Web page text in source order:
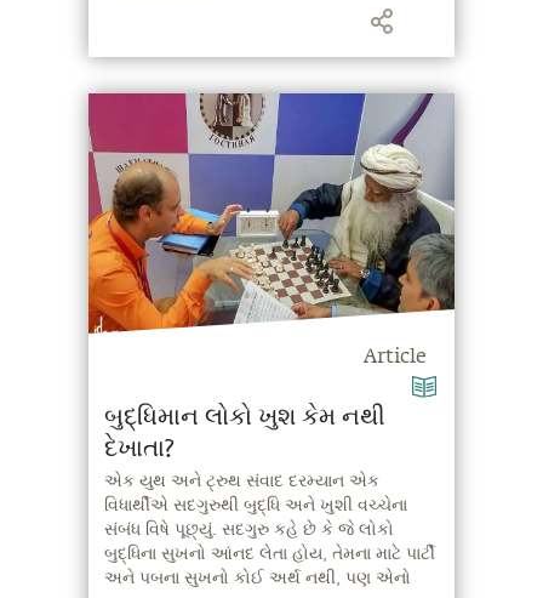
Article
બુદ્ધિમાન લોકો ખુશ કેમ નથી
દેખાતા?
એક યુથ અને ટ્રુથ સંવાદ દરમ્યાન એક
વિધાર્થીએ સદગુરુથી બુદ્ધિ અને ખુશી વચ્ચેના
સંબંધ વિષે પૂછ્યું. સદગુરુ કહે છે કે જે લોકો
બુદ્ધિના સુખનો આંનદ લેતા હોય, તેમના માટે પાર્ટી
અને પબના સુખનો કોઈ અર્થ નથી, પણ એનો